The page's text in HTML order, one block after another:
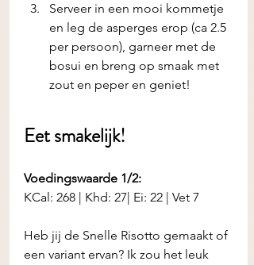
Serveer in een mooi kommetje
en leg de asperges erop (ca 2.5
per persoon), garneer met de
bosui en breng op smaak met
zout en peper en geniet!
Eet smakelijk!
Voedingswaarde 1/2:
KCal: 268 | Khd: 27| Ei: 22 | Vet 7
Heb jij de Snelle Risotto gemaakt of
een variant ervan? Ik zou het leuk